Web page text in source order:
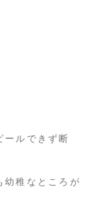
ールできず断
幼稚なところが